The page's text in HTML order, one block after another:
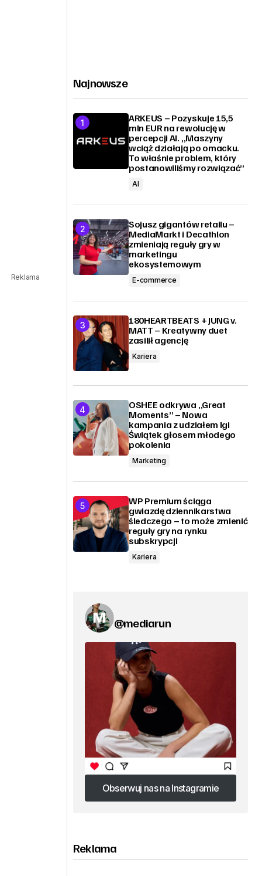
Reklama
Najnowsze
ARKEUS – Pozyskuje 15,5
mln EUR na rewolucję w
percepcji AI. „Maszyny
wciąż działają po omacku.
To właśnie problem, który
postanowiliśmy rozwiązać”
AI
Sojusz gigantów retailu –
MediaMarkt i Decathlon
zmieniają reguły gry w
marketingu
ekosystemowym
E-commerce
180HEARTBEATS + JUNG v.
MATT – Kreatywny duet
zasilił agencję
Kariera
OSHEE odkrywa „Great
Moments” – Nowa
kampania z udziałem Igi
Świątek głosem młodego
pokolenia
Marketing
WP Premium ściąga
gwiazdę dziennikarstwa
śledczego – to może zmienić
reguły gry na rynku
subskrypcji
Kariera
@mediarun
Obserwuj nas na Instagramie
Obserwuj nas na Instagramie
Reklama